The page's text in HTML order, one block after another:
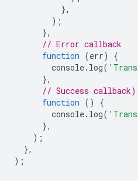
},
);
},
// Error callback
function (err)
{
console. log(
},
// Success
function ()
{
console. log(
},
);
},
);